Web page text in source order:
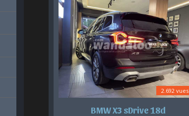
2.692 vues
BMW X3 sDrive 18d